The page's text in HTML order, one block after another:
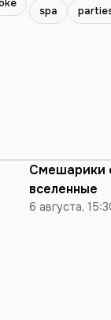
стран, но
the Top💔
spa
Смешарики
вселенные
6 августа,